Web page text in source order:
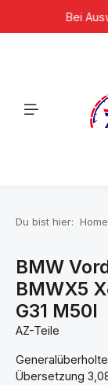
Zum Hauptinhalt
Bei
Du bist hier: Home
BMW
BMWX5
G31 M50I
AZ-Teile
Übersetzung